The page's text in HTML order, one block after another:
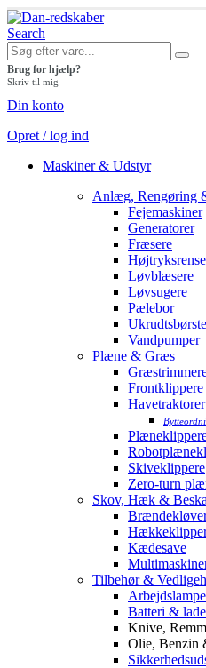
Search
Brug for hjælp?
Skriv til mig
Din konto
Opret / log ind
Maskiner & Udstyr
Anlæg, Rengøring
Fejemaskiner
Generatorer
Fræsere
Løvblæsere
Løvsugere
Pælebor
Vandpumper
Plæne & Græs
Frontklippere
Havetraktorer
Skiveklippere
Zero-turn
Skov, Hæk &
Kædesave
Tilbehør &
Batteri &
Knive,
Olie, Benzin